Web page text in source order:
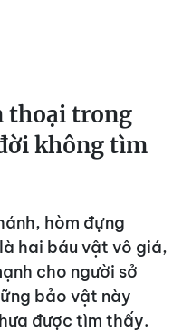
thoại trong
không tìm
hòm đựng
hai báu vật vô giá,
cho người sở
bảo vật này
được tìm thấy.